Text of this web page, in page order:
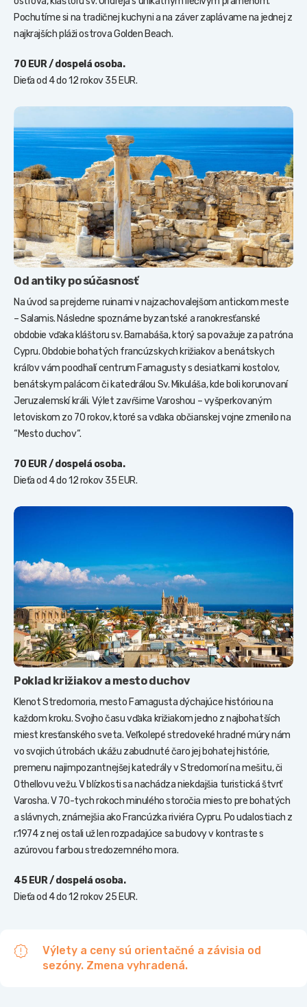
Pochutíme si na tradičnej kuchyni a na záver zaplávame na jednej z
najkrajších pláži ostrova Golden Beach.
70 EUR / dospelá osoba.
Dieťa od 4 do 12 rokov 35 EUR.
Od antiky po súčasnosť
Na úvod sa prejdeme ruinami v najzachovalejšom antickom meste
– Salamis. Následne spoznáme byzantské a ranokresťanské
obdobie vďaka kláštoru sv. Barnabáša, ktorý sa považuje za patróna
Cypru. Obdobie bohatých francúzskych križiakov a benátskych
kráľov vám poodhalí centrum Famagusty s desiatkami kostolov,
benátskym palácom či katedrálou Sv. Mikuláša, kde boli korunovaní
Jeruzalemskí králi. Výlet zavŕšime Varoshou – vyšperkovaným
letoviskom zo 70 rokov, ktoré sa vďaka občianskej vojne zmenilo na
“Mesto duchov“.
70 EUR / dospelá osoba.
Dieťa od 4 do 12 rokov 35 EUR.
Poklad križiakov a mesto duchov
Klenot Stredomoria, mesto Famagusta dýchajúce históriou na
každom kroku. Svojho času vďaka križiakom jedno z najbohatších
miest kresťanského sveta. Veľkolepé stredoveké hradné múry nám
vo svojich útrobách ukážu zabudnuté čaro jej bohatej histórie,
premenu najimpozantnejšej katedrály v Stredomorí na mešitu, či
Othellovu vežu. V blízkosti sa nachádza niekdajšia turistická štvrť
Varosha. V 70-tych rokoch minulého storočia miesto pre bohatých
a slávnych, známejšia ako Francúzka riviéra Cypru. Po udalostiach z
r.1974 z nej ostali už len rozpadajúce sa budovy v kontraste s
azúrovou farbou stredozemného mora.
45 EUR / dospelá osoba.
Dieťa od 4 do 12 rokov 25 EUR.
Výlety a ceny sú orientačné a závisia od
sezóny. Zmena vyhradená.